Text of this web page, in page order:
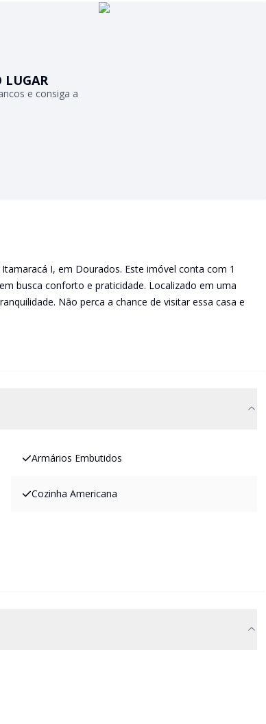
LUGAR
e consiga a
I, em Dourados. Este imóvel conta com 1
busca conforto e praticidade. Localizado em uma
Não perca a chance de visitar essa casa e
Armários Embutidos
Cozinha Americana